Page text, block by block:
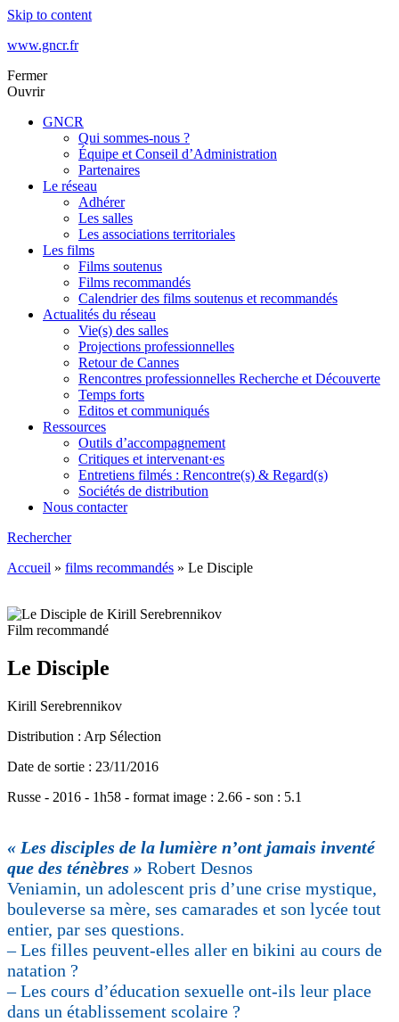
Skip to content
www.gncr.fr
Fermer
Ouvrir
GNCR
Qui sommes-nous ?
Équipe et Conseil d’Administration
Partenaires
Le réseau
Adhérer
Les salles
Les associations territoriales
Les films
Films soutenus
Films recommandés
Calendrier des films soutenus et recommandés
Actualités du réseau
Vie(s) des salles
Projections professionnelles
Retour de Cannes
Rencontres professionnelles Recherche et Découverte
Temps forts
Editos et communiqués
Ressources
Outils d’accompagnement
Critiques et intervenant·es
Entretiens filmés : Rencontre(s) & Regard(s)
Sociétés de distribution
Nous contacter
Rechercher
Accueil » films recommandés » Le Disciple
Film recommandé
Le Disciple
Kirill Serebrennikov
Distribution : Arp Sélection
Date de sortie : 23/11/2016
Russe - 2016 - 1h58 - format image : 2.66 - son : 5.1
« Les disciples de la lumière n’ont jamais inventé
que des ténèbres » Robert Desnos
Veniamin, un adolescent pris d’une crise mystique,
bouleverse sa mère, ses camarades et son lycée tout
entier, par ses questions.
– Les filles peuvent-elles aller en bikini au cours de
natation ?
– Les cours d’éducation sexuelle ont-ils leur place
dans un établissement scolaire ?